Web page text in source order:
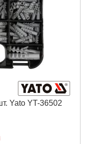
Yato YT-36502